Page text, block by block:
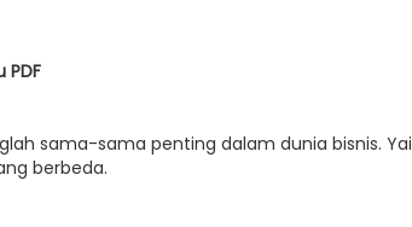
sama-sama penting dalam dunia bisnis.
berbeda.